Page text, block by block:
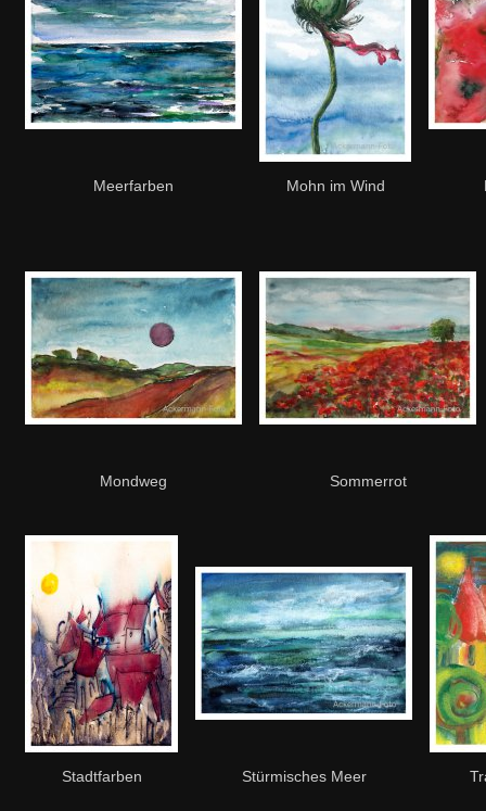
Meerfarben Mohn im Wind
Mondweg Sommerrot
Stadtfarben Stürmisches Meer